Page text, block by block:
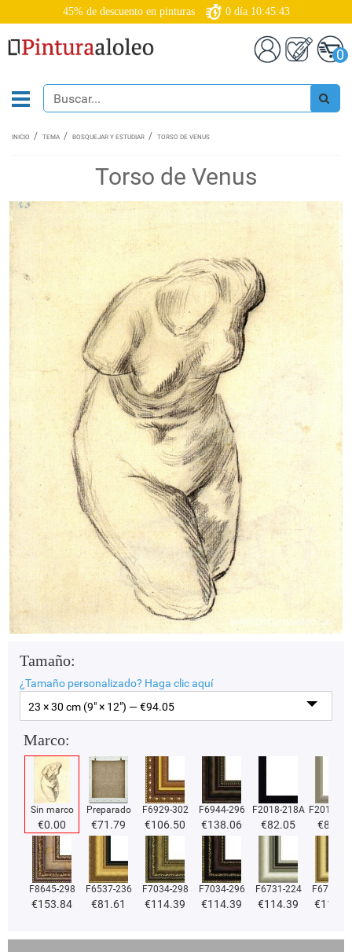
45% de descuento en pinturas 0 día 10:45:43
0
INICIO TEMA BOSQUEJAR Y ESTUDIAR TORSO DE VENUS
Torso de Venus
Tamaño:
¿Tamaño personalizado? Haga clic aquí
23 × 30 cm (9" × 12") — €94.05
Marco:
Sin marco
€0.00
Preparado
€71.79
F6929-302
€106.50
F6944-296
€138.06
F2018-218A
€82.05
F2018-
€82.05
F8645-298
€153.84
F6537-236
€81.61
F7034-298
€114.39
F7034-296
€114.39
F6731-224
€114.39
F6731-
€